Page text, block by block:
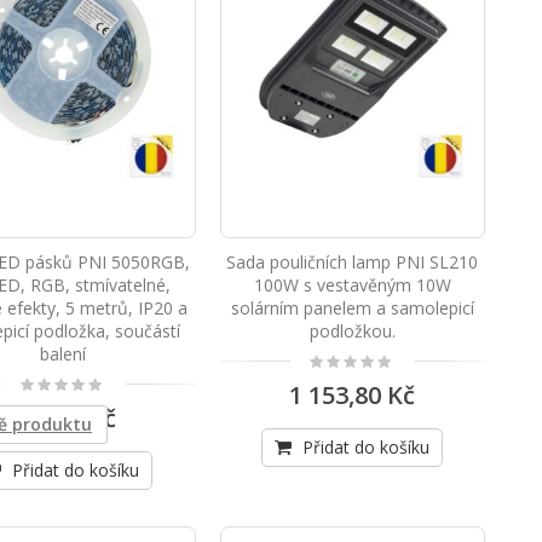
produktu
pásků PNI 5050RGB,
RGB, stmívatelné,
efekty, 5 metrů, IP20 a
podložka, součástí
balení
Rating:
0%
528,80 Kč
Přidat do košíku
Sada pouličních lamp PNI SL210
100W s vestavěným 10W
solárním panelem a samolepicí
podložkou.
Rating:
0%
1 153,80 Kč
Přidat do košíku
CB PNI Escort rozhlasová stanice HP 9001 PRO ASQ nastavitelná, AM-FM, 12V / 24V, 4W, skenování, duální sledování, ANL, vícebarevný displej
Přenosná radiostanice CB PNI Escort HP 62, multi standardní, 4W, 12V, AM-FM, 5-stupňová nastavitelná ASQ, 9-úrovňová RF zesílení, duální sledování, skenování, zámek